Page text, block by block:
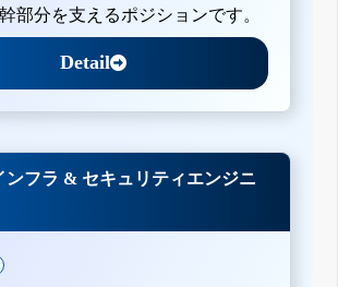
部分を支えるポジションです。
Detail
ンフラ & セキュリティエンジニ